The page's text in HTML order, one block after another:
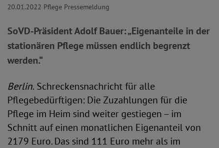
20.01.2022 Pflege Pressemeldung
SoVD-Präsident Adolf Bauer: „Eigenanteile in der
stationären Pflege müssen endlich begrenzt
werden.“
Berlin. Schreckensnachricht für alle
Pflegebedürftigen: Die Zuzahlungen für die
Pflege im Heim sind weiter gestiegen – im
Schnitt auf einen monatlichen Eigenanteil von
2179 Euro. Das sind 111 Euro mehr als im